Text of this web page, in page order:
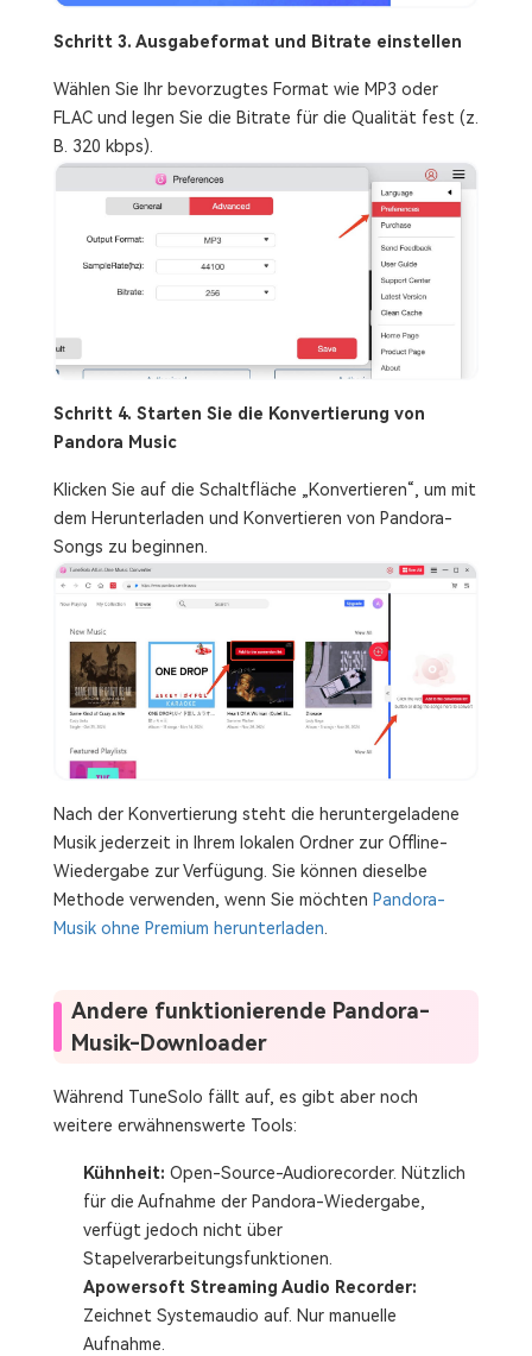
Schritt 3. Ausgabeformat und Bitrate einstellen
Wählen Sie Ihr bevorzugtes Format wie MP3 oder
FLAC und legen Sie die Bitrate für die Qualität fest (z.
B. 320 kbps).
Schritt 4. Starten Sie die Konvertierung von
Pandora Music
Klicken Sie auf die Schaltfläche „Konvertieren“, um mit
dem Herunterladen und Konvertieren von Pandora-
Songs zu beginnen.
Nach der Konvertierung steht die heruntergeladene
Musik jederzeit in Ihrem lokalen Ordner zur Offline-
Wiedergabe zur Verfügung. Sie können dieselbe
Methode verwenden, wenn Sie möchten Pandora-
Musik ohne Premium herunterladen.
Andere funktionierende Pandora-
Musik-Downloader
Während TuneSolo fällt auf, es gibt aber noch
weitere erwähnenswerte Tools:
Kühnheit: Open-Source-Audiorecorder. Nützlich
für die Aufnahme der Pandora-Wiedergabe,
verfügt jedoch nicht über
Stapelverarbeitungsfunktionen.
Apowersoft Streaming Audio Recorder:
Zeichnet Systemaudio auf. Nur manuelle
Aufnahme.